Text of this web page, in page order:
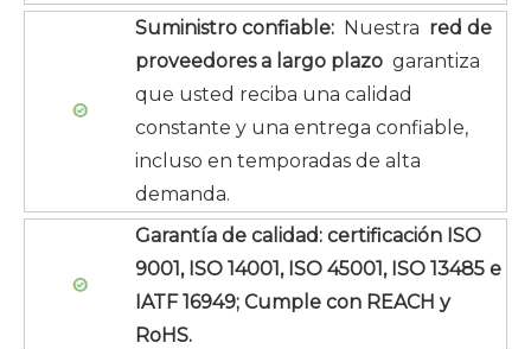
Suministro confiable: Nuestra red de
proveedores a largo plazo garantiza
que usted reciba una calidad
constante y una entrega confiable,
incluso en temporadas de alta
demanda.
Garantía de calidad: certificación ISO
9001, ISO 14001, ISO 45001, ISO 13485 e
IATF 16949; Cumple con REACH y
RoHS.